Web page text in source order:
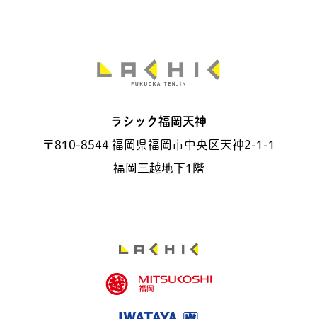
ラシック福岡天神
〒810-8544 福岡県福岡市中央区天神2-1-1
福岡三越地下1階